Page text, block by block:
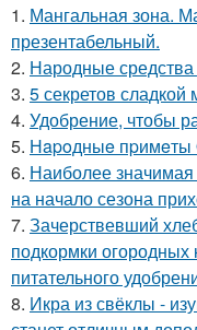
1. Мангальная зона.
презентабельный.
2. Народные
3. 5 секретов
4. Удобрение, чтобы
5. Нapoдныe пpимeты
6. Наиболее
на начало сезона
7. Зачерствевший
подкормки огородных
питательного
8. Икра из свёклы -